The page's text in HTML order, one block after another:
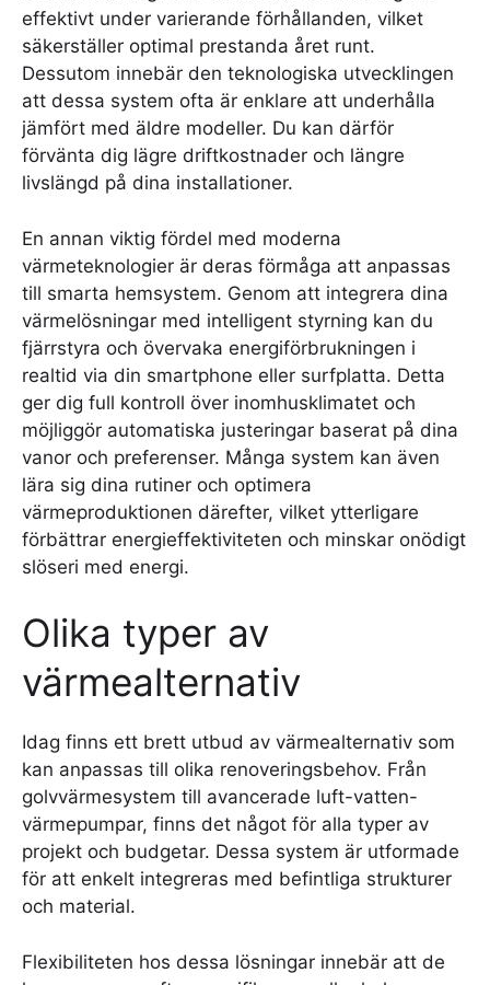
effektivt under varierande förhållanden, vilket
säkerställer optimal prestanda året runt.
Dessutom innebär den teknologiska utvecklingen
att dessa system ofta är enklare att underhålla
jämfört med äldre modeller. Du kan därför
förvänta dig lägre driftkostnader och längre
livslängd på dina installationer.
En annan viktig fördel med moderna
värmeteknologier är deras förmåga att anpassas
till smarta hemsystem. Genom att integrera dina
värmelösningar med intelligent styrning kan du
fjärrstyra och övervaka energiförbrukningen i
realtid via din smartphone eller surfplatta. Detta
ger dig full kontroll över inomhusklimatet och
möjliggör automatiska justeringar baserat på dina
vanor och preferenser. Många system kan även
lära sig dina rutiner och optimera
värmeproduktionen därefter, vilket ytterligare
förbättrar energieffektiviteten och minskar onödigt
slöseri med energi.
Olika typer av
värmealternativ
Idag finns ett brett utbud av värmealternativ som
kan anpassas till olika renoveringsbehov. Från
golvvärmesystem till avancerade luft-vatten-
värmepumpar, finns det något för alla typer av
projekt och budgetar. Dessa system är utformade
för att enkelt integreras med befintliga strukturer
och material.
Flexibiliteten hos dessa lösningar innebär att de